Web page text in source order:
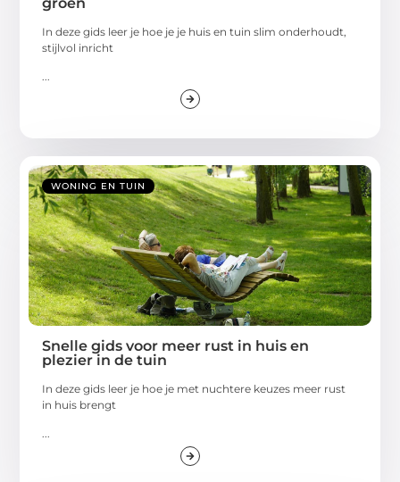
In deze gids leer je hoe je je huis en tuin slim onderhoudt,
stijlvol inricht
...
WONING EN TUIN
Snelle gids voor meer rust in huis en
plezier in de tuin
In deze gids leer je hoe je met nuchtere keuzes meer rust
in huis brengt
...